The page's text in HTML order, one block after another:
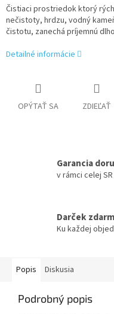
Čistiaci prostriedok ktorý
nečistoty, hrdzu, vodný
čistotu, zanechá príjemnú
Detailné informácie
OPÝTAŤ SA ZDIEĽAŤ
Garancia
v rámci celej SR
Darček
Ku každej
Popis Diskusia
Podrobný popis